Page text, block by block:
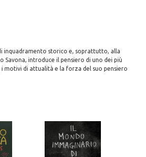
inquadramento storico e, soprattutto, alla
Savona, introduce il pensiero di uno dei più
motivi di attualità e la forza del suo pensiero